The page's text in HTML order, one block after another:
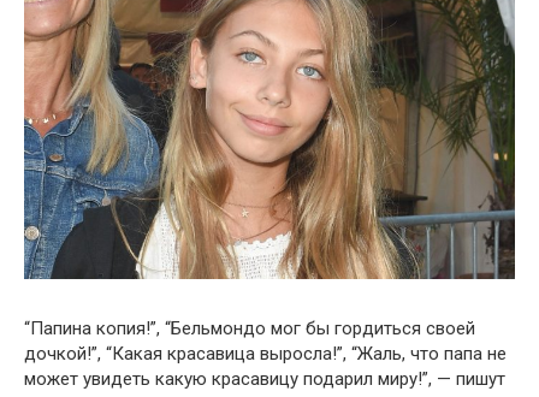
“Папина копия!”, “Бельмондо мог бы гордиться своей
дочкой!”, “Какая красавица выросла!”, “Жаль, что папа не
может увидеть какую красавицу подарил миру!”, — пишут